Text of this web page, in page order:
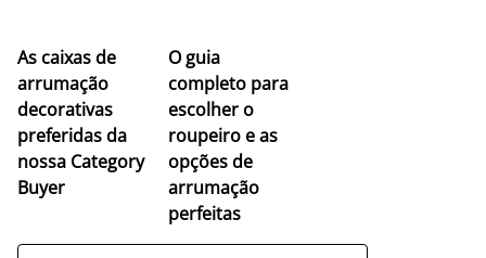
As caixas de
arrumação
decorativas
preferidas da
nossa Category
Buyer
O guia
completo para
escolher o
roupeiro e as
opções de
arrumação
perfeitas